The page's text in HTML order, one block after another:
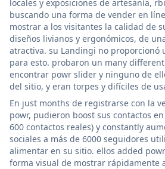
locales y exposiciones de artesanía,
buscando una forma de vender en
mostrar a los visitantes la calidad de
diseños livianos y ergonómicos, de
atractiva. su Landingi no proporcionó
para esto. probaron un many
encontrar powr slider y ninguno de
del sitio, y eran torpes y difíciles de
En just months de registrarse con la
powr, pudieron boost sus contactos
600 contactos reales) y constantly
sociales a más de 6000 seguidores
alimentar en su sitio. ellos added
forma visual de mostrar rápidamente